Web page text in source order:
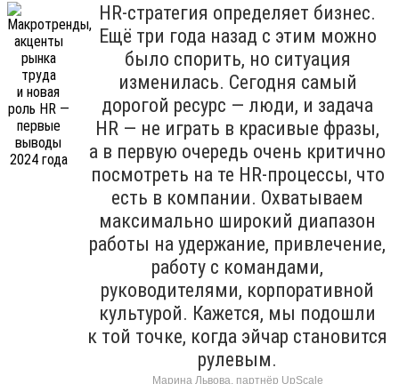
HR-стратегия определяет бизнес.
Ещё три года назад с этим можно
было спорить, но ситуация
изменилась. Сегодня самый
дорогой ресурс — люди, и задача
HR — не играть в красивые фразы,
а в первую очередь очень критично
посмотреть на те HR-процессы, что
есть в компании. Охватываем
максимально широкий диапазон
работы на удержание, привлечение,
работу с командами,
руководителями, корпоративной
культурой. Кажется, мы подошли
к той точке, когда эйчар становится
рулевым.
Марина Львова, партнёр UpScale